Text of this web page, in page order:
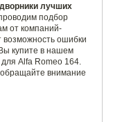
лучших
подбор
от компаний-
возможность ошибки
купите в нашем
Alfa Romeo 164.
внимание